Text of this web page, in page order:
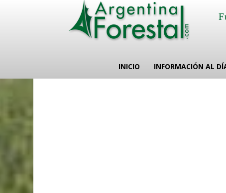
INICIO INFORMACIÓN AL